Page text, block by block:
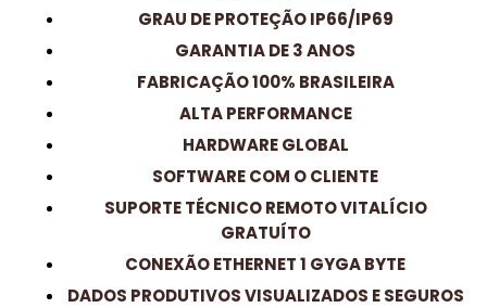
CONTATO
GRAU DE PROTEÇÃO IP66/IP69
GARANTIA DE 3 ANOS
FABRICAÇÃO 100% BRASILEIRA
ALTA PERFORMANCE
HARDWARE GLOBAL
SOFTWARE COM O CLIENTE
SUPORTE TÉCNICO REMOTO VITALÍCIO
GRATUÍTO
CONEXÃO ETHERNET 1 GYGA BYTE
DADOS PRODUTIVOS VISUALIZADOS E SEGUROS